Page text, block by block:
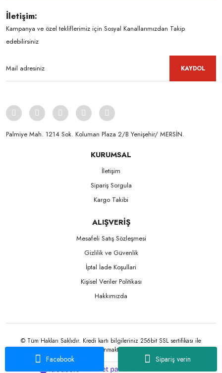
Sipariş verin
Facebook
İletişim:
Kampanya ve özel tekliflerimiz için Sosyal Kanallarımızdan Takip
edebilirsiniz
KAYDOL
Palmiye Mah. 1214 Sok. Koluman Plaza 2/B Yenişehir/ MERSİN.ㅤㅤㅤㅤㅤㅤㅤㅤㅤㅤㅤㅤㅤㅤㅤㅤㅤㅤㅤㅤㅤㅤㅤㅤㅤㅤㅤㅤㅤㅤㅤㅤㅤㅤㅤ ㅤㅤㅤㅤㅤㅤㅤㅤㅤㅤ
KURUMSAL
İletişim
Sipariş Sorgula
Kargo Takibi
ALIŞVERİŞ
Mesafeli Satış Sözleşmesi
Gizlilik ve Güvenlik
İptal İade Koşullari
Kişisel Veriler Politikası
Hakkımızda
© Tüm Hakları Saklıdır. Kredi kartı bilgileriniz 256bit SSL sertifikası ile
korunmaktadır.